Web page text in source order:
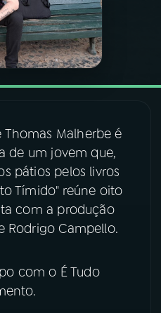
X
Malherbe é
de um jovem que,
pátios pelos livros
Tímido" reúne oito
com a produção
Rodrigo Campello.
com o É Tudo